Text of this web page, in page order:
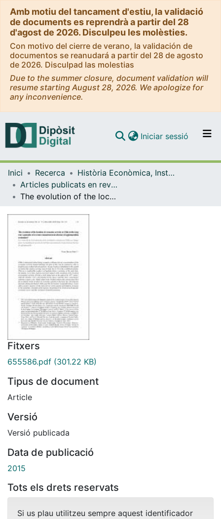
Amb motiu del tancament d'estiu, la validació
de documents es reprendrà a partir del 28
d'agost de 2026. Disculpeu les molèsties.
Con motivo del cierre de verano, la validación de
documentos se reanudará a partir del 28 de agosto
de 2026. Disculpad las molestias
Due to the summer closure, document validation will
resume starting August 28, 2026. We apologize for
any inconvenience.
Navega per tot el DD
Iniciar sessió (current)
Inici Recerca
Història Econòmica, Institucions, Política i Economia Mundial
Articles publicats en revistes (Història Econòmica, Institucions, Política i Economia Mundial)
The evolution of the location of economic activity in Chile in the long run: a paradox of extreme concentration in absence of agglomeration economies = La evolución de la localización de la actividad económica en Chile en el largo plazo: la paradoja de un caso de extrema concentración en ausencia de fuerzas de aglomeración
Fitxers
655586.pdf (301.22 KB)
Tipus de document
Article
Versió
Versió publicada
Data de publicació
2015
Tots els drets reservats
Si us plau utilitzeu sempre aquest identificador